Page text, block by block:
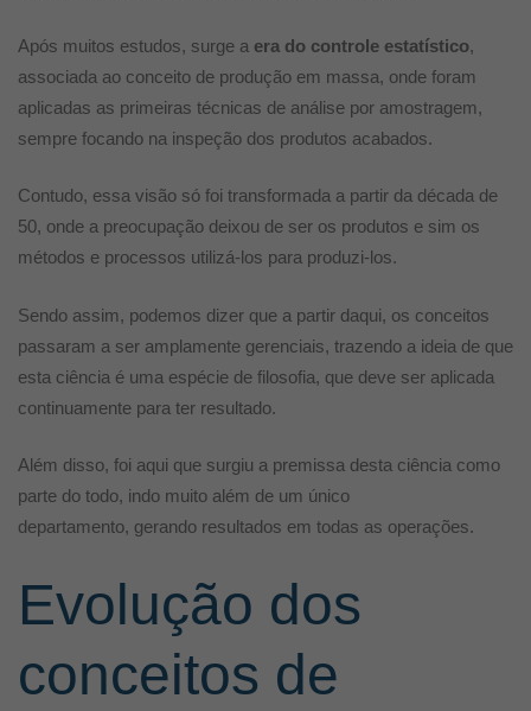
Após muitos estudos, surge a era do controle estatístico,
associada ao conceito de produção em massa, onde foram
aplicadas as primeiras técnicas de análise por amostragem,
sempre focando na inspeção dos produtos acabados.
Contudo, essa visão só foi transformada a partir da década de
50, onde a preocupação deixou de ser os produtos e sim os
métodos e processos utilizá-los para produzi-los.
Sendo assim, podemos dizer que a partir daqui, os conceitos
passaram a ser amplamente gerenciais, trazendo a ideia de que
esta ciência é uma espécie de filosofia, que deve ser aplicada
continuamente para ter resultado.
Além disso, foi aqui que surgiu a premissa desta ciência como
parte do todo, indo muito além de um único
departamento, gerando resultados em todas as operações.
Evolução dos
conceitos de